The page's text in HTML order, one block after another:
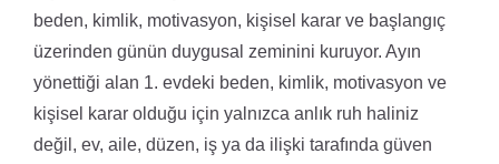
beden, kimlik, motivasyon, kişisel karar ve başlangıç
üzerinden günün duygusal zeminini kuruyor. Ayın
yönettiği alan 1. evdeki beden, kimlik, motivasyon ve
kişisel karar olduğu için yalnızca anlık ruh haliniz
değil, ev, aile, düzen, iş ya da ilişki tarafında güven